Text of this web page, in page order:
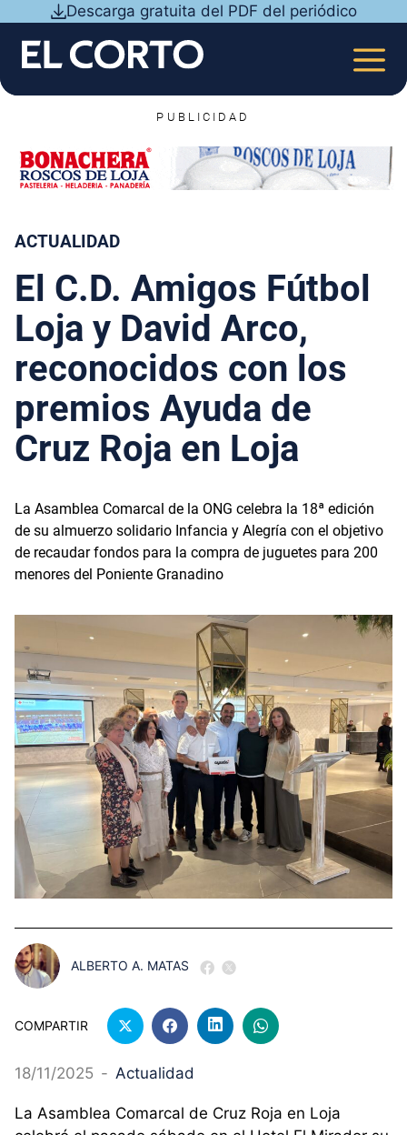
contenido
Descarga gratuita del PDF del periódico
PUBLICIDAD
ACTUALIDAD
El C.D. Amigos Fútbol
Loja y David Arco,
reconocidos con los
premios Ayuda de
Cruz Roja en Loja
La Asamblea Comarcal de la ONG celebra la 18ª edición
de su almuerzo solidario Infancia y Alegría con el objetivo
de recaudar fondos para la compra de juguetes para 200
menores del Poniente Granadino
ALBERTO A. MATAS
COMPARTIR
18/11/2025 - Actualidad
La Asamblea Comarcal de Cruz Roja en Loja